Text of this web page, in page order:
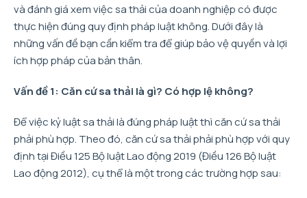
và đánh giá xem việc sa thải của doanh nghiệp có được
thực hiện đúng quy định pháp luật không. Dưới đây là
những vấn đề bạn cần kiểm tra để giúp bảo vệ quyền và lợi
ích hợp pháp của bản thân.
Vấn đề 1: Căn cứ sa thải là gì? Có hợp lệ không?
Để việc kỷ luật sa thải là đúng pháp luật thì căn cứ sa thải
phải phù hợp. Theo đó, căn cứ sa thải phải phù hợp với quy
định tại Điều 125 Bộ luật Lao động 2019 (Điều 126 Bộ luật
Lao động 2012), cụ thể là một trong các trường hợp sau: